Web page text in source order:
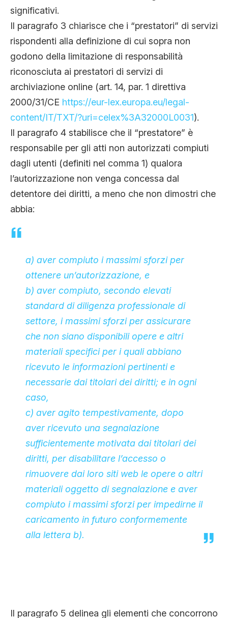
significativi.
Il paragrafo 3 chiarisce che i “prestatori” di servizi
rispondenti alla definizione di cui sopra non
godono della limitazione di responsabilità
riconosciuta ai prestatori di servizi di
archiviazione online (art. 14, par. 1 direttiva
2000/31/CE https://eur-lex.europa.eu/legal-
content/IT/TXT/?uri=celex%3A32000L0031).
Il paragrafo 4 stabilisce che il “prestatore” è
responsabile per gli atti non autorizzati compiuti
dagli utenti (definiti nel comma 1) qualora
l’autorizzazione non venga concessa dal
detentore dei diritti, a meno che non dimostri che
abbia:
a) aver compiuto i massimi sforzi per
ottenere un’autorizzazione, e
b) aver compiuto, secondo elevati
standard di diligenza professionale di
settore, i massimi sforzi per assicurare
che non siano disponibili opere e altri
materiali specifici per i quali abbiano
ricevuto le informazioni pertinenti e
necessarie dai titolari dei diritti; e in ogni
caso,
c) aver agito tempestivamente, dopo
aver ricevuto una segnalazione
sufficientemente motivata dai titolari dei
diritti, per disabilitare l’accesso o
rimuovere dai loro siti web le opere o altri
materiali oggetto di segnalazione e aver
compiuto i massimi sforzi per impedirne il
caricamento in futuro conformemente
alla lettera b).
Il paragrafo 5 delinea gli elementi che concorrono